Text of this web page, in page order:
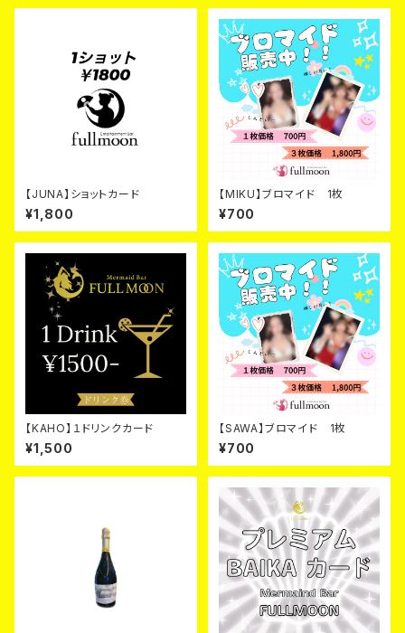
【JUNA】ショットカード
¥1,800
【MIKU】ブロマイド 1枚
¥700
【KAHO】１ドリンクカード
¥1,500
【SAWA】ブロマイド 1枚
¥700